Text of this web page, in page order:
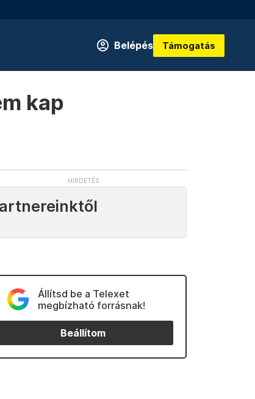
Belépés Támogatás
kap
Állítsd be a Telexet
megbízható forrásnak!
Beállítom